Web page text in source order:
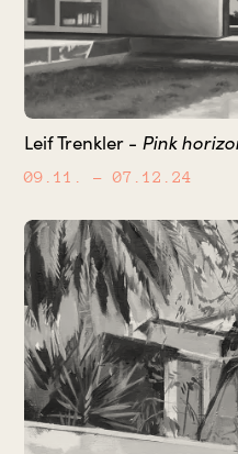
Leif Trenkler - Pink
09.11. – 07.12.24